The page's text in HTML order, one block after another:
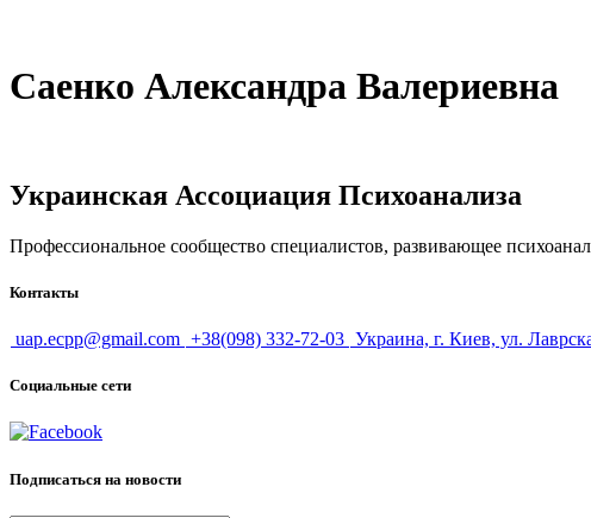
Саенко Александра Валериевна
Украинская Ассоциация Психоанализа
Профессиональное сообщество специалистов, развивающее
Контакты
uap.ecpp@gmail.com +38(098) 332-72-03 Украина, г. Киев, ул.
Социальные сети
Подписаться на новости